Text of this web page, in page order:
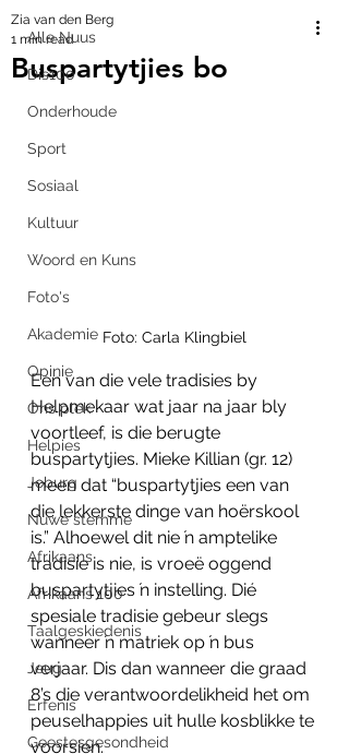
Alle Nuus
Dis100
Onderhoude
Sport
Sosiaal
Kultuur
Woord en Kuns
Foto's
Akademie
Opinie
Ons plek
Helpies
Joburg
Nuwe stemme
Afrikaans
Afrikaans 100
Taalgeskiedenis
Jeug
Erfenis
Geestesgesondheid
Buspartytjies bo
Zia van den Berg
1 min read
Foto: Carla Klingbiel
Een van die vele tradisies by
Helpmekaar wat jaar na jaar bly
voortleef, is die berugte
buspartytjies. Mieke Killian (gr. 12)
meen dat “buspartytjies een van
die lekkerste dinge van hoërskool
is.” Alhoewel dit nie ŉ amptelike
tradisie is nie, is vroeë oggend
buspartytjies ŉ instelling. Dié
spesiale tradisie gebeur slegs
wanneer ŉ matriek op ŉ bus
verjaar. Dis dan wanneer die graad
8’s die verantwoordelikheid het om
peuselhappies uit hulle kosblikke te
voorsien.